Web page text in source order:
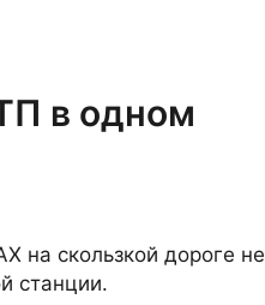
в одном
на скользкой дороге не
станции.